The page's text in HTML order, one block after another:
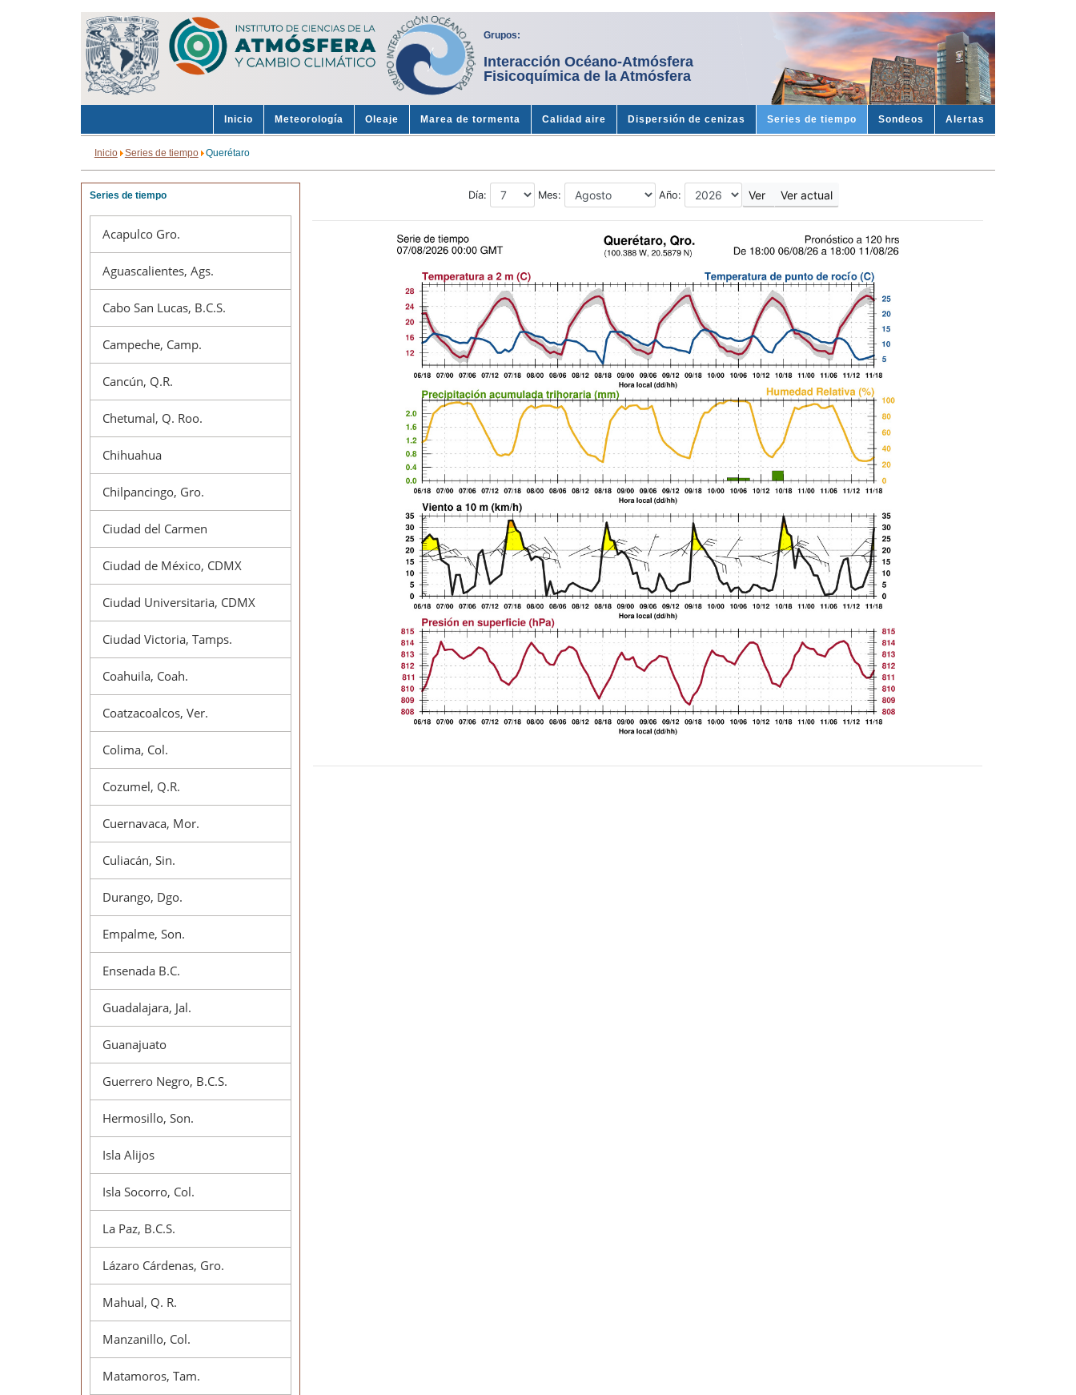
Grupos:
Interacción Océano-Atmósfera
Fisicoquímica de la Atmósfera
Inicio Meteorología Oleaje Marea de tormenta Calidad aire Dispersión de cenizas Series de tiempo Sondeos Alertas
Inicio Series de tiempo Querétaro
Series de tiempo
Acapulco Gro.
Aguascalientes, Ags.
Cabo San Lucas, B.C.S.
Campeche, Camp.
Cancún, Q.R.
Chetumal, Q. Roo.
Chihuahua
Chilpancingo, Gro.
Ciudad del Carmen
Ciudad de México, CDMX
Ciudad Universitaria, CDMX
Ciudad Victoria, Tamps.
Coahuila, Coah.
Coatzacoalcos, Ver.
Colima, Col.
Cozumel, Q.R.
Cuernavaca, Mor.
Culiacán, Sin.
Durango, Dgo.
Empalme, Son.
Ensenada B.C.
Guadalajara, Jal.
Guanajuato
Guerrero Negro, B.C.S.
Hermosillo, Son.
Isla Alijos
Isla Socorro, Col.
La Paz, B.C.S.
Lázaro Cárdenas, Gro.
Mahual, Q. R.
Manzanillo, Col.
Matamoros, Tam.